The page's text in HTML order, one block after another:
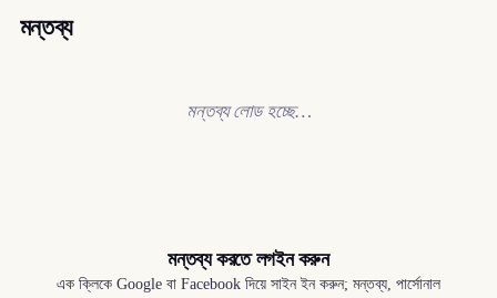
মন্তব্য
মন্তব্য লোড হচ্ছে…
মন্তব্য করতে লগইন করুন
এক ক্লিকে Google বা Facebook দিয়ে সাইন ইন করুন; মন্তব্য, পার্সোনাল